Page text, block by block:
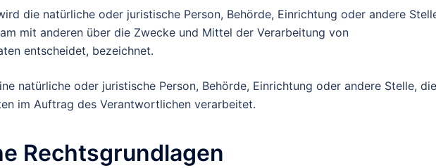
die natürliche oder juristische Person, Behörde, Einrichtung oder andere
mit anderen über die Zwecke und Mittel der Verarbeitung von
entscheidet, bezeichnet.
natürliche oder juristische Person, Behörde, Einrichtung oder andere Stelle, die
im Auftrag des Verantwortlichen verarbeitet.
Rechtsgrundlagen